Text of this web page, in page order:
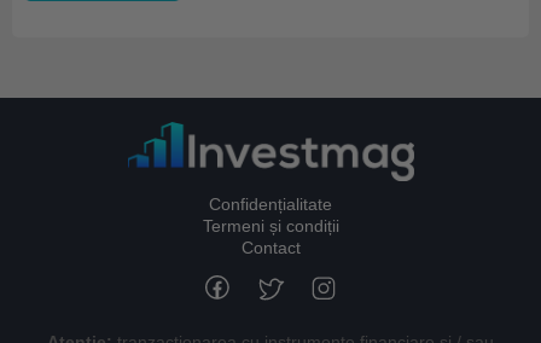
Confidențialitate
Termeni și condiții
Contact